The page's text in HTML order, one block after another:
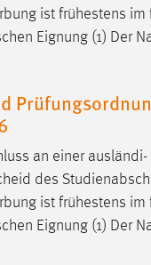
ist frühestens im
Eignung (1) Der
an einer
des
ist frühestens im
Eignung (1) Der
von
Werbung
Besucher über